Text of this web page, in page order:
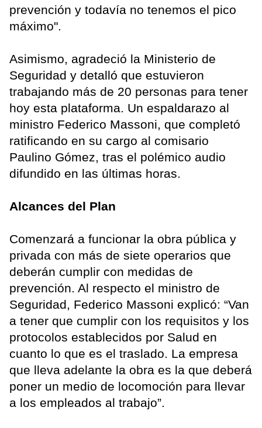
prevención y todavía no tenemos el pico
máximo".
Asimismo, agradeció la Ministerio de
Seguridad y detalló que estuvieron
trabajando más de 20 personas para tener
hoy esta plataforma. Un espaldarazo al
ministro Federico Massoni, que completó
ratificando en su cargo al comisario
Paulino Gómez, tras el polémico audio
difundido en las últimas horas.
Alcances del Plan
Comenzará a funcionar la obra pública y
privada con más de siete operarios que
deberán cumplir con medidas de
prevención. Al respecto el ministro de
Seguridad, Federico Massoni explicó: “Van
a tener que cumplir con los requisitos y los
protocolos establecidos por Salud en
cuanto lo que es el traslado. La empresa
que lleva adelante la obra es la que deberá
poner un medio de locomoción para llevar
a los empleados al trabajo”.